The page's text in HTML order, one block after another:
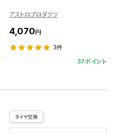
アストロプロダクツ
4,070円
3件
37ポイント
タイヤ交換